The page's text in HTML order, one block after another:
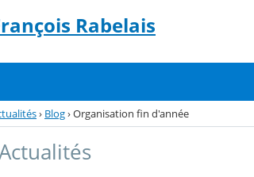
Rabelais
› Blog›Organisation fin d'année